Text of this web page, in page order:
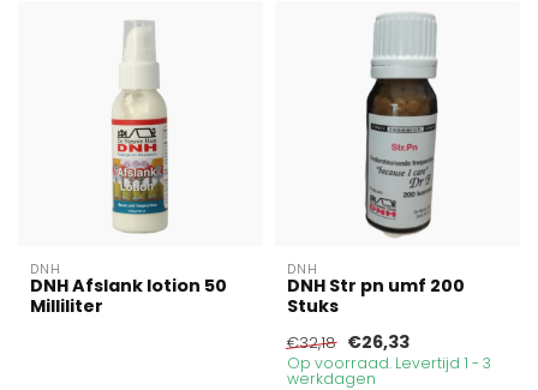
DNH
DNH Afslank lotion 50
Milliliter
DNH
DNH Str pn umf 200
Stuks
€32,18 €26,33
Op voorraad. Levertijd 1 - 3
werkdagen